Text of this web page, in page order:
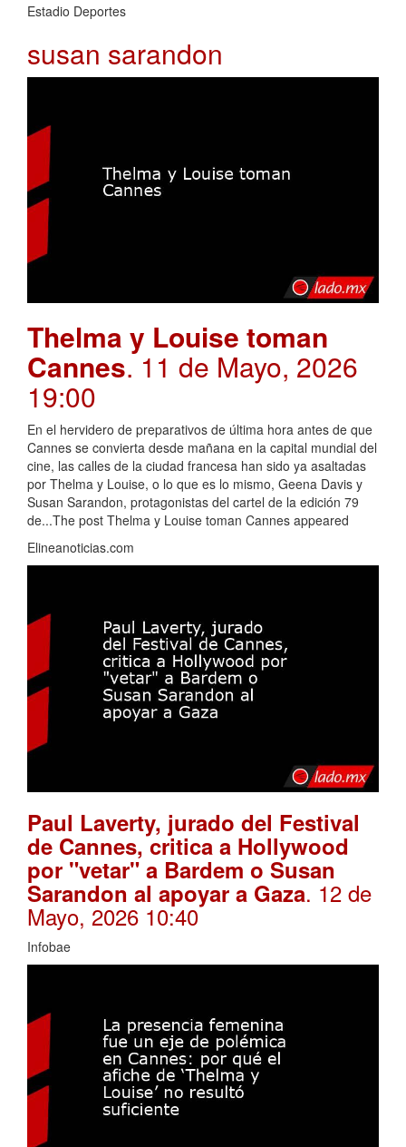
Estadio Deportes
susan sarandon
Thelma y Louise toman
Cannes. 11 de Mayo, 2026
19:00
En el hervidero de preparativos de última hora antes de que
Cannes se convierta desde mañana en la capital mundial del
cine, las calles de la ciudad francesa han sido ya asaltadas
por Thelma y Louise, o lo que es lo mismo, Geena Davis y
Susan Sarandon, protagonistas del cartel de la edición 79
de...The post Thelma y Louise toman Cannes appeared
Elineanoticias.com
Paul Laverty, jurado del Festival
de Cannes, critica a Hollywood
por "vetar" a Bardem o Susan
Sarandon al apoyar a Gaza. 12 de
Mayo, 2026 10:40
Infobae